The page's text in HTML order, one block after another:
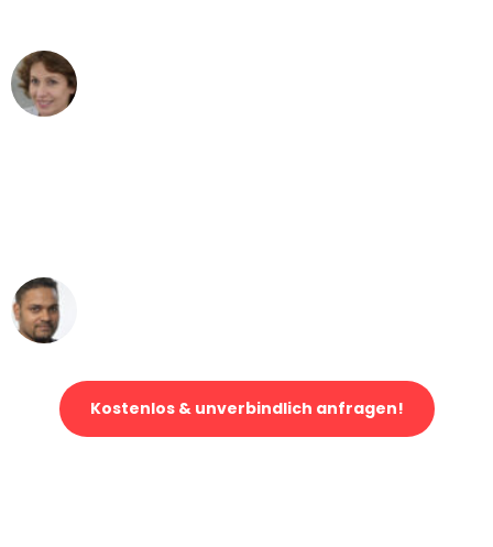
Kostenlos & unverbindlich anfragen!